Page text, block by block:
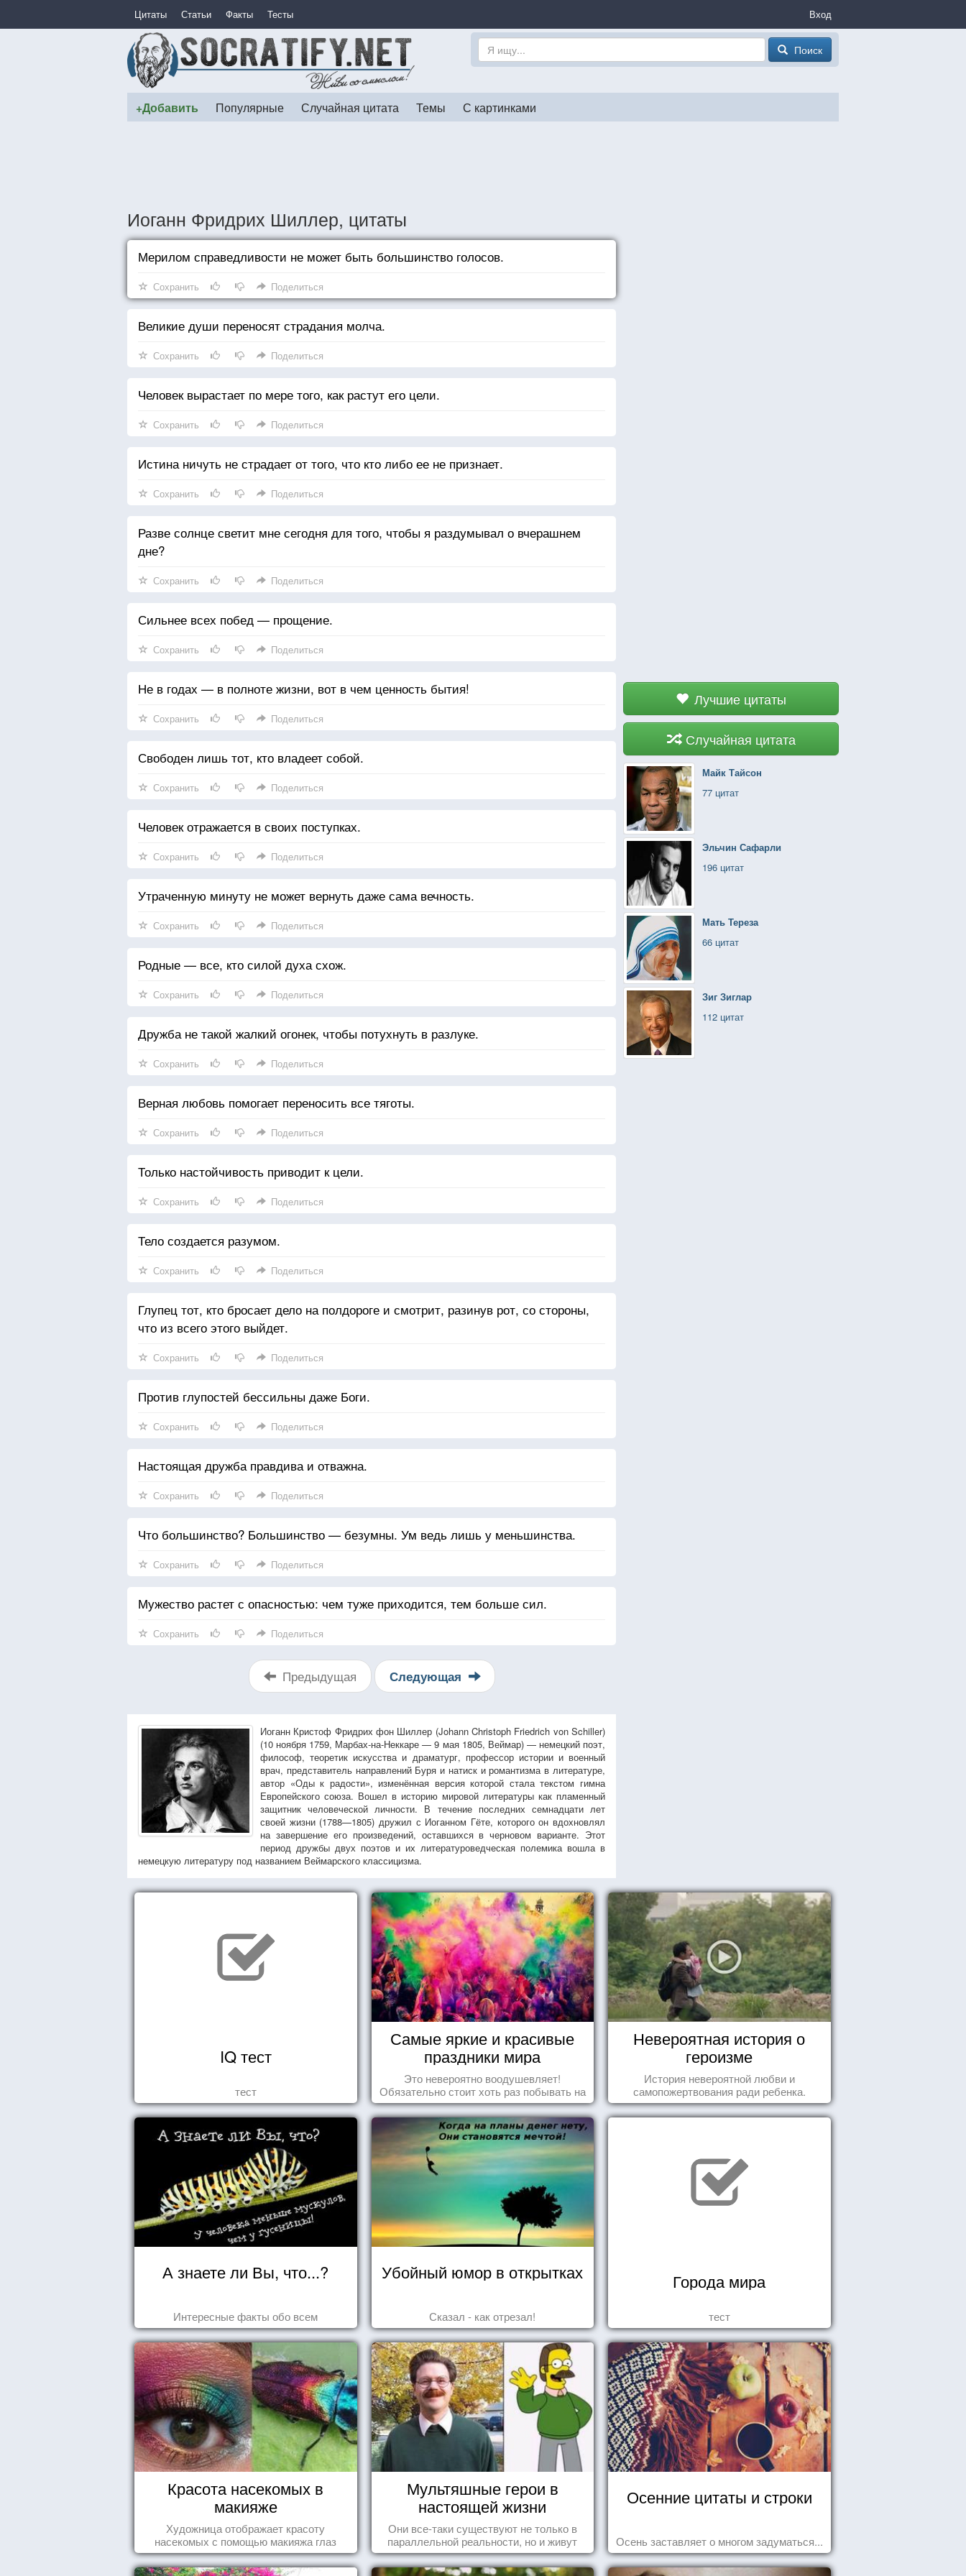
Цитаты Статьи Факты Тесты Вход
Поиск
+Добавить Популярные Случайная цитата Темы С картинками
Иоганн Фридрих Шиллер, цитаты
Лучшие цитаты
Случайная цитата
Майк Тайсон
77 цитат
Эльчин Сафарли
196 цитат
Мать Тереза
66 цитат
Зиг Зиглар
112 цитат
Мерилом справедливости не может быть большинство голосов.
Сохранить Поделиться
Великие души переносят страдания молча.
Сохранить Поделиться
Человек вырастает по мере того, как растут его цели.
Сохранить Поделиться
Истина ничуть не страдает от того, что кто либо ее не признает.
Сохранить Поделиться
Разве солнце светит мне сегодня для того, чтобы я раздумывал о вчерашнем
дне?
Сохранить Поделиться
Сильнее всех побед — прощение.
Сохранить Поделиться
Не в годах — в полноте жизни, вот в чем ценность бытия!
Сохранить Поделиться
Свободен лишь тот, кто владеет собой.
Сохранить Поделиться
Человек отражается в своих поступках.
Сохранить Поделиться
Утраченную минуту не может вернуть даже сама вечность.
Сохранить Поделиться
Родные — все, кто силой духа схож.
Сохранить Поделиться
Дружба не такой жалкий огонек, чтобы потухнуть в разлуке.
Сохранить Поделиться
Верная любовь помогает переносить все тяготы.
Сохранить Поделиться
Только настойчивость приводит к цели.
Сохранить Поделиться
Тело создается разумом.
Сохранить Поделиться
Глупец тот, кто бросает дело на полдороге и смотрит, разинув рот, со стороны,
что из всего этого выйдет.
Сохранить Поделиться
Против глупостей бессильны даже Боги.
Сохранить Поделиться
Настоящая дружба правдива и отважна.
Сохранить Поделиться
Что большинство? Большинство — безумны. Ум ведь лишь у меньшинства.
Сохранить Поделиться
Мужество растет с опасностью: чем туже приходится, тем больше сил.
Сохранить Поделиться
Предыдущая Следующая
Иоганн Кристоф Фридрих фон Шиллер (Johann Christoph Friedrich von Schiller)
(10 ноября 1759, Марбах-на-Неккаре — 9 мая 1805, Веймар) — немецкий поэт,
философ, теоретик искусства и драматург, профессор истории и военный
врач, представитель направлений Буря и натиск и романтизма в литературе,
автор «Оды к радости», изменённая версия которой стала текстом гимна
Европейского союза. Вошел в историю мировой литературы как пламенный
защитник человеческой личности. В течение последних семнадцати лет
своей жизни (1788—1805) дружил с Иоганном Гёте, которого он вдохновлял
на завершение его произведений, оставшихся в черновом варианте. Этот
период дружбы двух поэтов и их литературоведческая полемика вошла в
немецкую литературу под названием Веймарского классицизма.
IQ тест
тест
Самые яркие и красивые
праздники мира
Это невероятно воодушевляет!
Обязательно стоит хоть раз побывать на
подобных мероприятиях и получить
массу впечатлений!
Невероятная история о
героизме
История невероятной любви и
самопожертвования ради ребенка.
А знаете ли Вы, что...?
Интересные факты обо всем
Убойный юмор в открытках
Сказал - как отрезал!
Города мира
тест
Красота насекомых в
макияже
Художница отображает красоту
насекомых с помощью макияжа глаз
Мультяшные герои в
настоящей жизни
Они все-таки существуют не только в
параллельной реальности, но и живут
среди нас с вами.
Осенние цитаты и строки
Осень заставляет о многом задуматься...